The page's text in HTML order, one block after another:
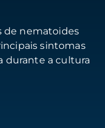
de nematoides
sintomas
durante a cultura